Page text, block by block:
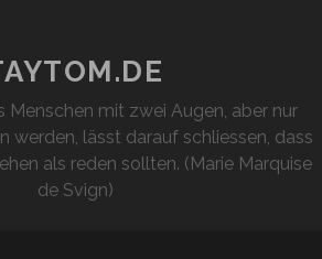
Menschen mit zwei Augen, aber nur
werden, lässt darauf schliessen, dass
als reden sollten. (Marie Marquise
de Svign)